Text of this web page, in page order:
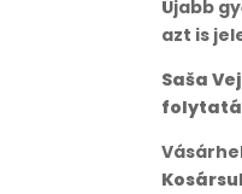
Újabb
azt is
Saša